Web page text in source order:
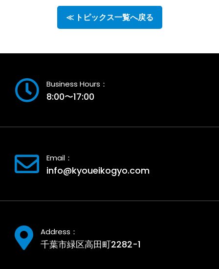
≪ トピックス一覧へ戻る
Business Hours：
8:00〜17:00
Email：
info@kyoueikogyo.com
Address：
千葉市緑区高田町2282-1